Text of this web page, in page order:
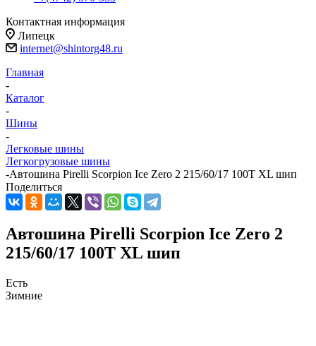
Контактная информация
Липецк
internet@shintorg48.ru
Главная
-
Каталог
-
Шины
-
Легковые шины
Легкогрузовые шины
-Автошина Pirelli Scorpion Ice Zero 2 215/60/17 100Т XL шип
Поделиться
Автошина Pirelli Scorpion Ice Zero 2
215/60/17 100Т XL шип
Есть
Зимние